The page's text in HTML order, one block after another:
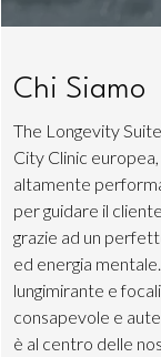
Chi Siamo
The Longevity
City Clinic
altamente
per guidare il
grazie ad un
ed energia
lungimirante e
consapevole e
è al centro delle